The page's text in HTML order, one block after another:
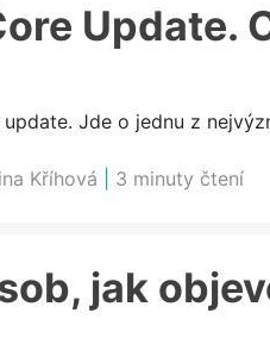
Update.
Jde o jednu z
Kříhová 3 minuty čtení
jak